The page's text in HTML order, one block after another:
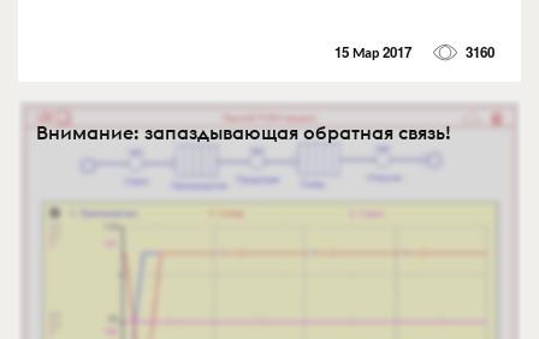
15 Мар 2017 3160
Внимание: запаздывающая обратная связь!